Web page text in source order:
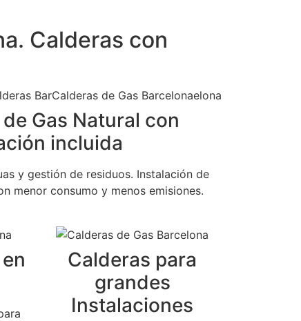
Calderas con
Gas Natural con
incluida
y gestión de residuos. Instalación de
menor consumo y menos emisiones.
Calderas para
grandes
Instalaciones